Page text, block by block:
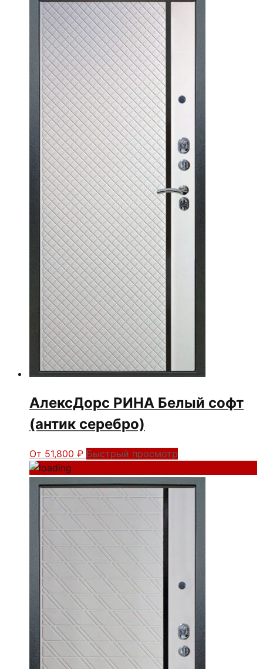
АлексДорс РИНА Белый софт
(антик серебро)
От 51,800 ₽ Быстрый просмотр